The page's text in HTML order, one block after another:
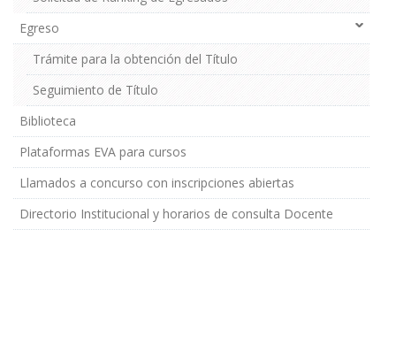
Egreso
Trámite para la obtención del Título
Seguimiento de Título
Biblioteca
Plataformas EVA para cursos
Llamados a concurso con inscripciones abiertas
Directorio Institucional y horarios de consulta Docente